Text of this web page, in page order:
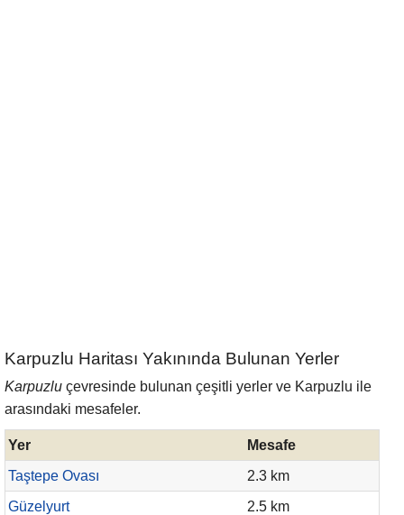
Karpuzlu Haritası Yakınında Bulunan Yerler
Karpuzlu çevresinde bulunan çeşitli yerler ve Karpuzlu ile
arasındaki mesafeler.
Yer
Mesafe
Taştepe Ovası
2.3 km
Güzelyurt
2.5 km